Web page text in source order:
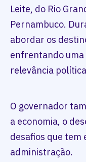
Leite, do Rio
Pernambuco.
abordar os
enfrentando
relevância
O governador
a economia, o
desafios que tem
administração.